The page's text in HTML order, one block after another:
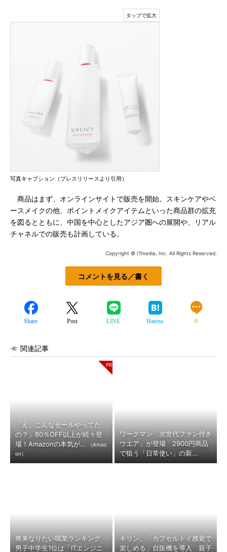
写真キャプション（プレスリリースより引用）
商品はまず、オンラインサイトで販売を開始。スキンケアやベ
ースメイクの他、ポイントメイクアイテムといった商品群の拡充
を図るとともに、中国を中心としたアジア圏への展開や、リアル
チャネルでの販売も計画している。
Copyright © ITmedia, Inc. All Rights Reserved.
コメントを見る／書く
Share Post LINE Hatena 0
関連記事
「え、こんなセールやってた
の？」80％OFF以上が続々登
場！Amazonの本気が...
（Amaz
on）
ワークマン「次世代ファン付き
ウエア」が登場 2900円商品
で狙う「日常使い」の新...
将来なりたい職業ランキング
男子中学生1位は「ITエンジニ
キリン、「カプセルトイ感覚で
楽しめる」自販機を導入 親子